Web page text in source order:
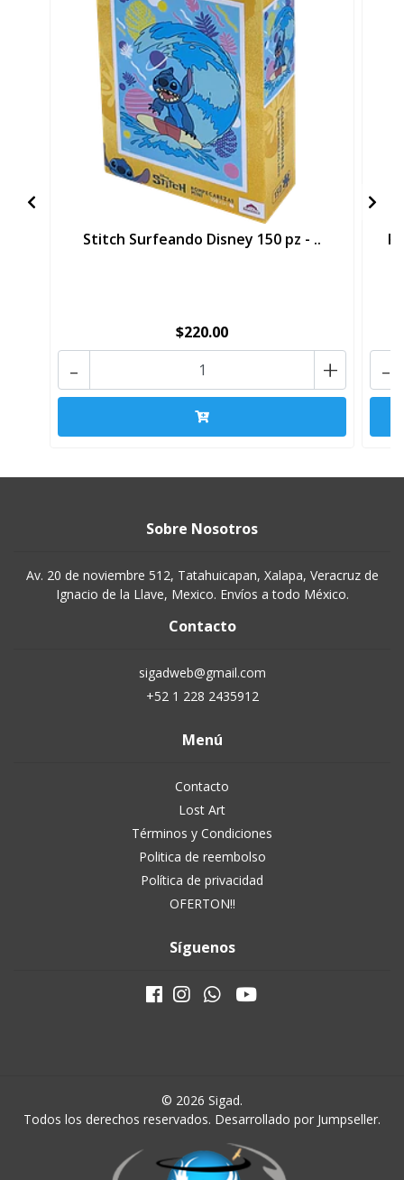
Stitch Surfeando Disney 150 pz - ..
$220.00
+
- -
Sobre Nosotros
Av. 20 de noviembre 512, Tatahuicapan, Xalapa, Veracruz de
Ignacio de la Llave, Mexico. Envíos a todo México.
Contacto
sigadweb@gmail.com
+52 1 228 2435912
Menú
Contacto
Lost Art
Términos y Condiciones
Politica de reembolso
Política de privacidad
OFERTON!!
Síguenos
© 2026 Sigad.
Todos los derechos reservados. Desarrollado por Jumpseller.